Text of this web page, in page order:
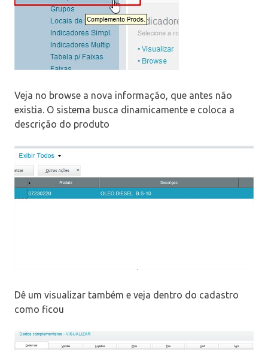
Veja no browse a nova informação, que antes não
existia. O sistema busca dinamicamente e coloca a
descrição do produto
Dê um visualizar também e veja dentro do cadastro
como ficou